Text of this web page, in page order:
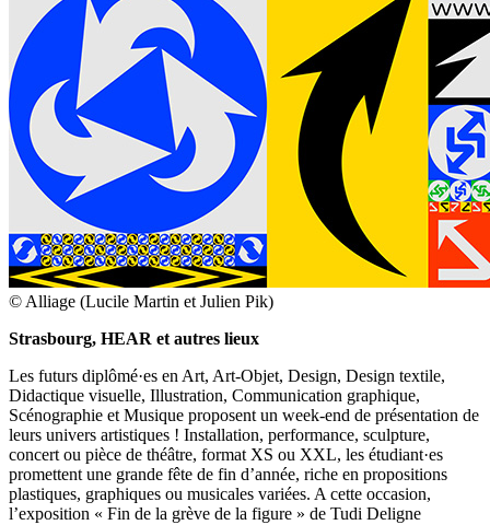
© Alliage (Lucile Martin et Julien Pik)
Strasbourg, HEAR et autres lieux
Les futurs diplômé·es en Art, Art-Objet, Design, Design textile,
Didactique visuelle, Illustration, Communication graphique,
Scénographie et Musique proposent un week-end de présentation de
leurs univers artistiques ! Installation, performance, sculpture,
concert ou pièce de théâtre, format XS ou XXL, les étudiant·es
promettent une grande fête de fin d’année, riche en propositions
plastiques, graphiques ou musicales variées. A cette occasion,
l’exposition « Fin de la grève de la figure » de Tudi Deligne